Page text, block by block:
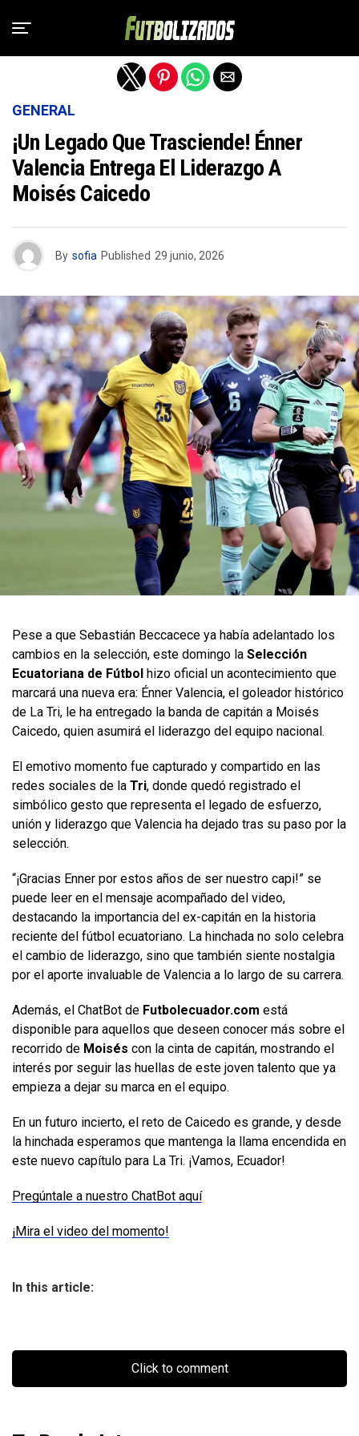
GENERAL
¡Un Legado Que Trasciende! Énner
Valencia Entrega El Liderazgo A
Moisés Caicedo
By sofia Published 29 junio, 2026
Pese a que Sebastián Beccacece ya había adelantado los
cambios en la selección, este domingo la Selección
Ecuatoriana de Fútbol hizo oficial un acontecimiento que
marcará una nueva era: Énner Valencia, el goleador histórico
de La Tri, le ha entregado la banda de capitán a Moisés
Caicedo, quien asumirá el liderazgo del equipo nacional.
El emotivo momento fue capturado y compartido en las
redes sociales de la Tri, donde quedó registrado el
simbólico gesto que representa el legado de esfuerzo,
unión y liderazgo que Valencia ha dejado tras su paso por la
selección.
“¡Gracias Enner por estos años de ser nuestro capi!” se
puede leer en el mensaje acompañado del video,
destacando la importancia del ex-capitán en la historia
reciente del fútbol ecuatoriano. La hinchada no solo celebra
el cambio de liderazgo, sino que también siente nostalgia
por el aporte invaluable de Valencia a lo largo de su carrera.
Además, el ChatBot de Futbolecuador.com está
disponible para aquellos que deseen conocer más sobre el
recorrido de Moisés con la cinta de capitán, mostrando el
interés por seguir las huellas de este joven talento que ya
empieza a dejar su marca en el equipo.
En un futuro incierto, el reto de Caicedo es grande, y desde
la hinchada esperamos que mantenga la llama encendida en
este nuevo capítulo para La Tri. ¡Vamos, Ecuador!
Pregúntale a nuestro ChatBot aquí
¡Mira el video del momento!
In this article:
Click to comment
Salir de la versión móvil